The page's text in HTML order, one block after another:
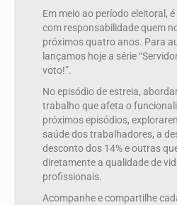
Em meio ao período eleitoral,
com responsabilidade quem
próximos quatro anos. Para
lançamos hoje a série
voto!”.
No episódio de estreia,
trabalho que afeta o
próximos episódios,
saúde dos trabalhadores, a
desconto dos 14% e outras
diretamente a qualidade de
profissionais.
Acompanhe e compartilhe